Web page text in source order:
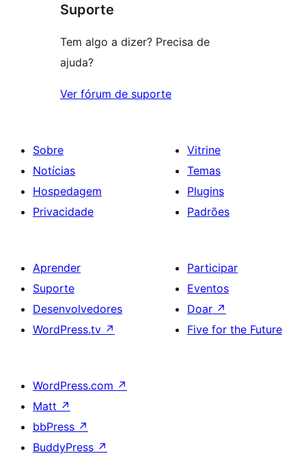
1
Suporte
Tem algo a dizer? Precisa de
ajuda?
Ver fórum de suporte
Sobre
Notícias
Hospedagem
Privacidade
Vitrine
Temas
Plugins
Padrões
Aprender
Suporte
Desenvolvedores
WordPress.tv ↗
Participar
Eventos
Doar ↗
Five for the Future
WordPress.com ↗
Matt ↗
bbPress ↗
BuddyPress ↗